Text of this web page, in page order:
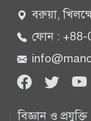
বরুয়া,
ফোন : +88-
বিজ্ঞান ও প্রযুক্তি